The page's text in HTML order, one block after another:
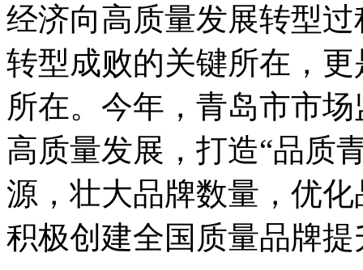
经济向高质量发展转型
转型成败的关键所在，
所在。今年，青岛市市
高质量发展，打造“品质
源，壮大品牌数量，优
积极创建全国质量品牌